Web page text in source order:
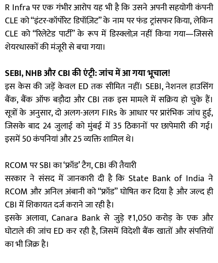
R Infra पर एक गंभीर आरोप यह भी है कि उसने अपनी सहयोगी कंपनी
CLE को “इंटर-कॉर्पोरेट डिपॉज़िट” के नाम पर फंड ट्रांसफर किया, लेकिन
CLE को “रिलेटेड पार्टी” के रूप में डिस्क्लोज़ नहीं किया गया—जिससे
शेयरधारकों की मंजूरी से बचा गया।
SEBI, NHB और CBI की एंट्री: जांच में आ गया भूचाल!
इस केस की जड़ें केवल ED तक सीमित नहीं। SEBI, नेशनल हाउसिंग
बैंक, बैंक ऑफ बड़ौदा और CBI तक इस मामले में सक्रिय हो चुके हैं।
सूत्रों के अनुसार, दो अलग-अलग FIRs के आधार पर प्रारंभिक जांच हुई,
जिसके बाद 24 जुलाई को मुंबई में 35 ठिकानों पर छापेमारी की गई।
इसमें 50 कंपनियां और 25 व्यक्ति शामिल थे।
RCOM पर SBI का ‘फ्रॉड’ टैग, CBI की तैयारी
सरकार ने संसद में जानकारी दी है कि State Bank of India ने
RCOM और अनिल अंबानी को “फ्रॉड” घोषित कर दिया है और जल्द ही
CBI में शिकायत दर्ज कराने जा रही है।
इसके अलावा, Canara Bank से जुड़े ₹1,050 करोड़ के एक और
घोटाले की जांच ED कर रही है, जिसमें विदेशी बैंक खातों और संपत्तियों
का भी जिक्र है।